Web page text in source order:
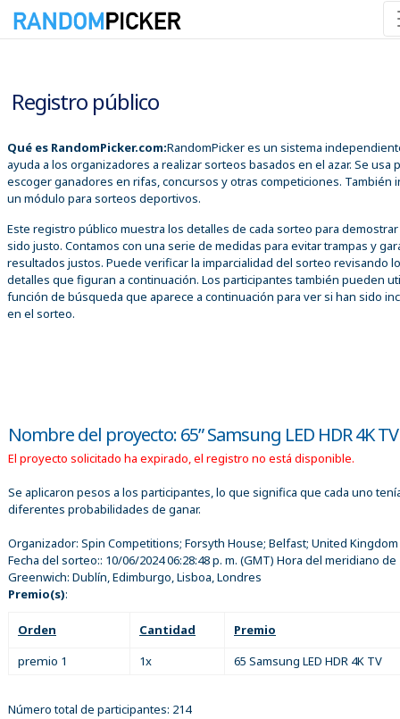
Registro público
Qué es RandomPicker.com:RandomPicker es un sistema
ayuda a los organizadores a realizar sorteos basados en el azar. Se usa
escoger ganadores en rifas, concursos y otras competiciones. También
un módulo para sorteos deportivos.
Este registro público muestra los detalles de cada sorteo para
sido justo. Contamos con una serie de medidas para evitar trampas y
resultados justos. Puede verificar la imparcialidad del sorteo revisando
detalles que figuran a continuación. Los participantes también pueden
función de búsqueda que aparece a continuación para ver si han sido
en el sorteo.
Nombre del proyecto: 65” Samsung LED HDR 4K TV
El proyecto solicitado ha expirado, el registro no está disponible.
Se aplicaron pesos a los participantes, lo que significa que cada uno
diferentes probabilidades de ganar.
Organizador: Spin Competitions; Forsyth House; Belfast; United Kingdom
Fecha del sorteo:: 10/06/2024 06:28:48 p. m. (GMT) Hora del meridiano de
Greenwich: Dublín, Edimburgo, Lisboa, Londres
Premio(s):
Orden Cantidad
Premio
premio 1
1x 65 Samsung LED HDR 4K TV
Número total de participantes: 214